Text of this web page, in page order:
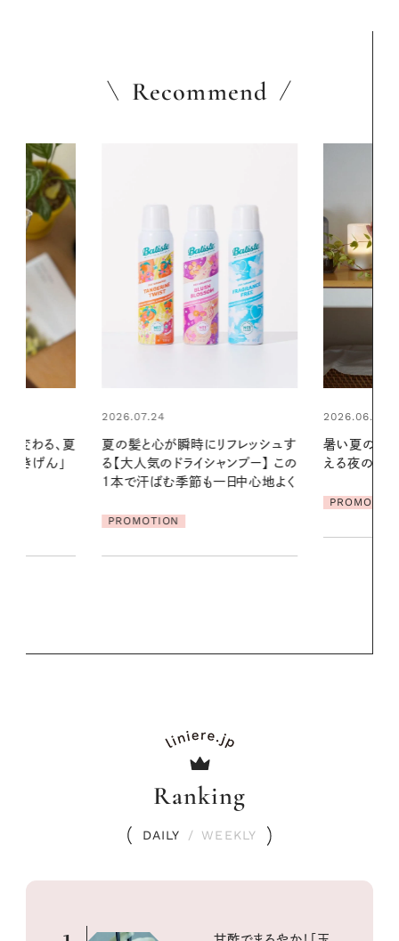
Recommend
レッシュす
プー】 この
2026.06.01
暑い夏のナイトルーティン。私を整
える夜の爽やかご褒美ケア
2026.07.21
発・ベーリングの
Ranking
DAILY / WEEKLY